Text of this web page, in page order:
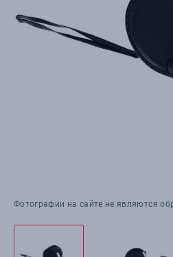
Фотографии на сайте не являются